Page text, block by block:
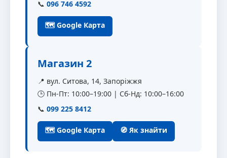
📞 096 746 4592
🗺 Google Карта
Магазин 2
📍 вул. Ситова, 14, Запоріжжя
🕒 Пн-Пт: 10:00–19:00 | Сб-Нд: 10:00–16:00
📞 099 225 8412
🗺 Google Карта 🧭 Як знайти